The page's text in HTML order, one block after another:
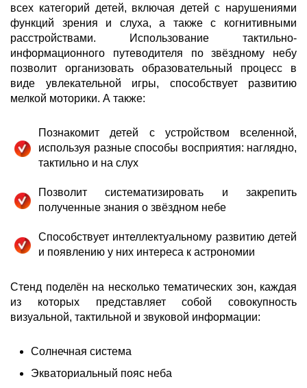
всех категорий детей, включая детей с нарушениями
функций зрения и слуха, а также с когнитивными
расстройствами. Использование тактильно-
информационного путеводителя по звёздному небу
позволит организовать образовательный процесс в
виде увлекательной игры, способствует развитию
мелкой моторики. А также:
Познакомит детей с устройством вселенной,
используя разные способы восприятия: наглядно,
тактильно и на слух
Позволит систематизировать и закрепить
полученные знания о звёздном небе
Способствует интеллектуальному развитию детей
и появлению у них интереса к астрономии
Стенд поделён на несколько тематических зон, каждая
из которых представляет собой совокупность
визуальной, тактильной и звуковой информации:
Солнечная система
Экваториальный пояс неба